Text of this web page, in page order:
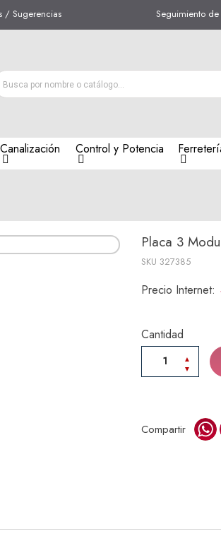
/ Sugerencias Seguimiento
Canalización Control y Potencia
Placa 3
SKU 327385
Precio Internet:
Cantidad
Compartir